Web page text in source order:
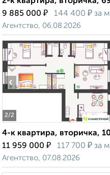
9 885 000 ₽ 144 400 ₽ за
Агентство, 06.08.2026
2/2
‹
4-к квартира, вторичка,
11 959 000 ₽ 117 700 ₽ за
Агентство, 07.08.2026